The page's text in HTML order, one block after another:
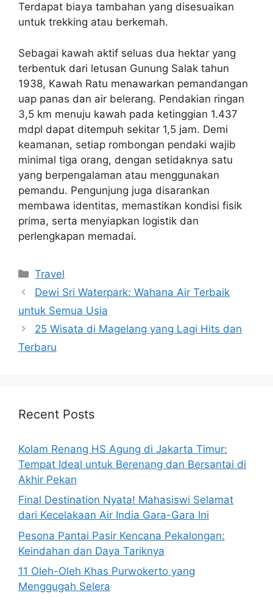
Terdapat biaya tambahan yang disesuaikan
untuk trekking atau berkemah.
Sebagai kawah aktif seluas dua hektar yang
terbentuk dari letusan Gunung Salak tahun
1938, Kawah Ratu menawarkan pemandangan
uap panas dan air belerang. Pendakian ringan
3,5 km menuju kawah pada ketinggian 1.437
mdpl dapat ditempuh sekitar 1,5 jam. Demi
keamanan, setiap rombongan pendaki wajib
minimal tiga orang, dengan setidaknya satu
yang berpengalaman atau menggunakan
pemandu. Pengunjung juga disarankan
membawa identitas, memastikan kondisi fisik
prima, serta menyiapkan logistik dan
perlengkapan memadai.
Categories
Travel
Dewi Sri Waterpark: Wahana Air Terbaik
untuk Semua Usia
25 Wisata di Magelang yang Lagi Hits dan
Terbaru
Recent Posts
Kolam Renang HS Agung di Jakarta Timur:
Tempat Ideal untuk Berenang dan Bersantai di
Akhir Pekan
Final Destination Nyata! Mahasiswi Selamat
dari Kecelakaan Air India Gara-Gara Ini
Pesona Pantai Pasir Kencana Pekalongan:
Keindahan dan Daya Tariknya
11 Oleh-Oleh Khas Purwokerto yang
Menggugah Selera